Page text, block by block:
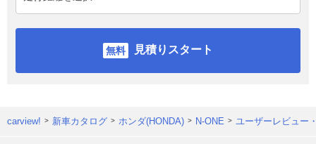
見積りスタート
carview! 新車カタログ ホンダ(HONDA) N-ONE ユーザーレビュー